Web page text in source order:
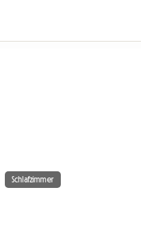
Schlafzimmer